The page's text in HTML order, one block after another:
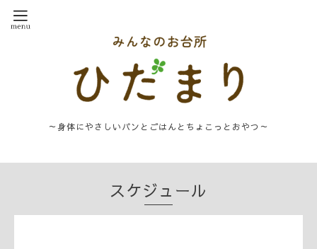
～身体にやさしいパンとごはんとちょこっとおやつ～
スケジュール